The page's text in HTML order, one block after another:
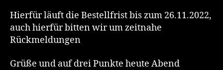
Hierfür läuft die Bestellfrist bis zum 26.11.2022,
auch hierfür bitten wir um zeitnahe
Rückmeldungen
Grüße und auf drei Punkte heute Abend